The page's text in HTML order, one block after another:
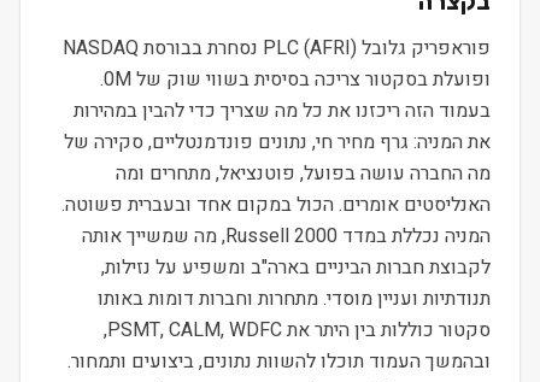
פוראפריק גלובל PLC (AFRI) נסחרת בבורסת NASDAQ
ופועלת בסקטור צריכה בסיסית בשווי שוק של 0M.
בעמוד הזה ריכזנו את כל מה שצריך כדי להבין במהירות
את המניה: גרף מחיר חי, נתונים פונדמנטליים, סקירה של
מה החברה עושה בפועל, פוטנציאל, מתחרים ומה
האנליסטים אומרים. הכול במקום אחד ובעברית פשוטה.
המניה נכללת במדד Russell 2000, מה שמשייך אותה
לקבוצת חברות הביניים בארה"ב ומשפיע על נזילות,
תנודתיות ועניין מוסדי. מתחרות וחברות דומות באותו
סקטור כוללות בין היתר את PSMT, CALM, WDFC,
ובהמשך העמוד תוכלו להשוות נתונים, ביצועים ותמחור.